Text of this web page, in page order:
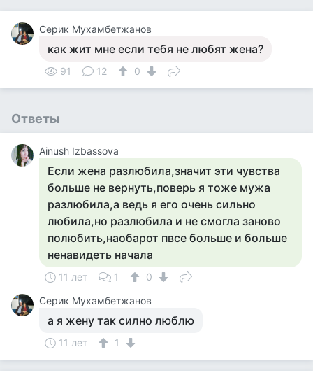
Серик Мухамбетжанов
как жит мне если тебя не любят жена?
91 12 0
Ответы
Ainush Izbassova
Если жена разлюбила,значит эти чувства
больше не вернуть,поверь я тоже мужа
разлюбила,а ведь я его очень сильно
любила,но разлюбила и не смогла заново
полюбить,наобарот пвсе больше и больше
ненавидеть начала
11 лет 1
0
Серик Мухамбетжанов
а я жену так силно люблю
11 лет 1